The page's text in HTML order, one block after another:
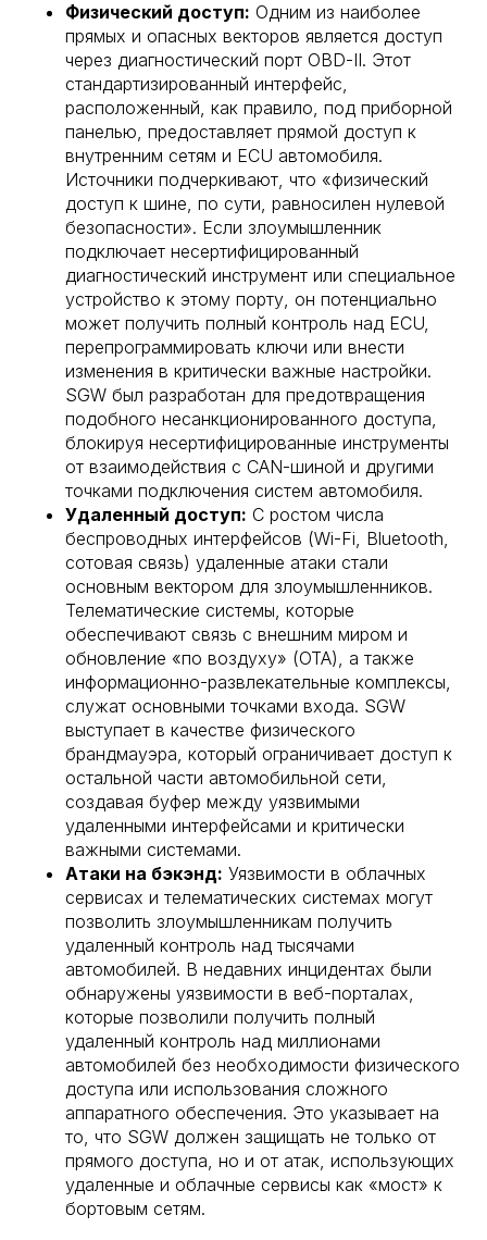
Физический доступ: Одним из наиболее
прямых и опасных векторов является доступ
через диагностический порт OBD-II. Этот
стандартизированный интерфейс,
расположенный, как правило, под приборной
панелью, предоставляет прямой доступ к
внутренним сетям и ECU автомобиля.
Источники подчеркивают, что «физический
доступ к шине, по сути, равносилен нулевой
безопасности». Если злоумышленник
подключает несертифицированный
диагностический инструмент или специальное
устройство к этому порту, он потенциально
может получить полный контроль над ECU,
перепрограммировать ключи или внести
изменения в критически важные настройки.
SGW был разработан для предотвращения
подобного несанкционированного доступа,
блокируя несертифицированные инструменты
от взаимодействия с CAN-шиной и другими
точками подключения систем автомобиля.
Удаленный доступ: С ростом числа
беспроводных интерфейсов (Wi-Fi, Bluetooth,
сотовая связь) удаленные атаки стали
основным вектором для злоумышленников.
Телематические системы, которые
обеспечивают связь с внешним миром и
обновление «по воздуху» (OTA), а также
информационно-развлекательные комплексы,
служат основными точками входа. SGW
выступает в качестве физического
брандмауэра, который ограничивает доступ к
остальной части автомобильной сети,
создавая буфер между уязвимыми
удаленными интерфейсами и критически
важными системами.
Атаки на бэкэнд: Уязвимости в облачных
сервисах и телематических системах могут
позволить злоумышленникам получить
удаленный контроль над тысячами
автомобилей. В недавних инцидентах были
обнаружены уязвимости в веб-порталах,
которые позволили получить полный
удаленный контроль над миллионами
автомобилей без необходимости физического
доступа или использования сложного
аппаратного обеспечения. Это указывает на
то, что SGW должен защищать не только от
прямого доступа, но и от атак, использующих
удаленные и облачные сервисы как «мост» к
бортовым сетям.